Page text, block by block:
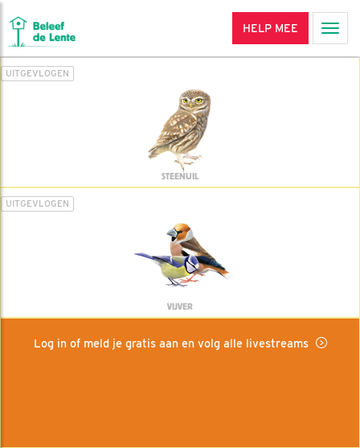
HELP MEE
UITGEVLOGEN
STEENUIL
UITGEVLOGEN
VIJVER
Log in of meld je gratis aan en volg alle livestreams